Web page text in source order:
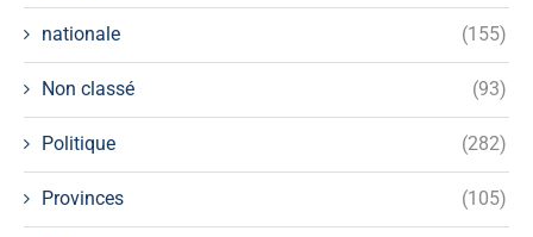
nationale (155)
Non classé (93)
Politique (282)
Provinces (105)